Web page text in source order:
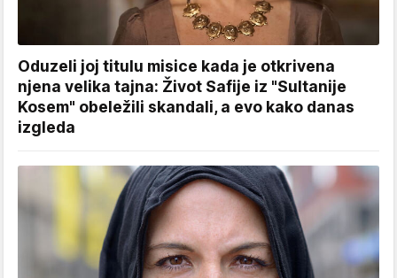
Oduzeli joj titulu misice kada je otkrivena
njena velika tajna: Život Safije iz "Sultanije
Kosem" obeležili skandali, a evo kako danas
izgleda